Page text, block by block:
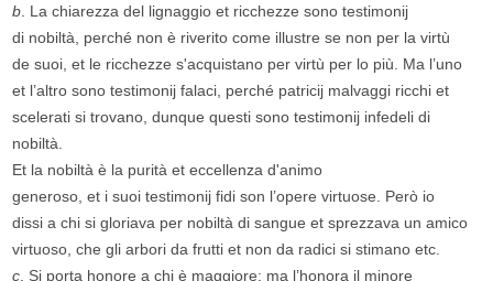
b. La chiarezza del lignaggio et ricchezze sono testimonij
di nobiltà, perché non è riverito come illustre se non per la virtù
de suoi, et le ricchezze s'acquistano per virtù per lo più. Ma l’uno
et l’altro sono testimonij falaci, perché patricij malvaggi ricchi et
scelerati si trovano, dunque questi sono testimonij infedeli di
nobiltà.
Et la nobiltà è la purità et eccellenza d'animo
generoso, et i suoi testimonij fidi son l’opere virtuose. Però io
dissi a chi si gloriava per nobiltà di sangue et sprezzava un amico
virtuoso, che gli arbori da frutti et non da radici si stimano etc.
c. Si porta honore a chi è maggiore: ma l’honora il minore